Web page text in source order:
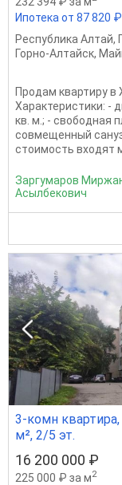
Ипотека от 87 820
Республика Алтай,
Горно-Алтайск,
Продам квартиру в
Характеристики: -
кв. м.; - свободная
совмещенный
стоимость входят
Заргумаров
Асылбекович
3-комн
м², 2/5 эт.
16 200 000 ₽
225 000 ₽ за м2